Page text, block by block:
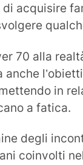
di acquisire
70 alla
in
a fatica.
degli
coinvolti